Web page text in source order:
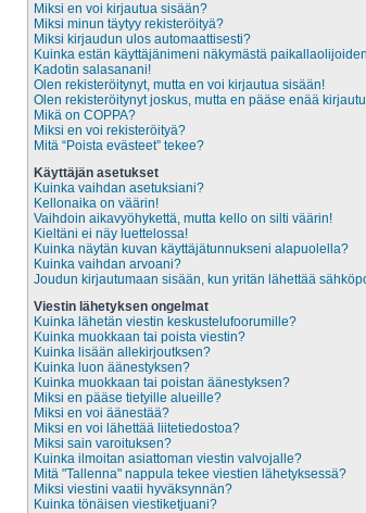
Miksi en voi kirjautua sisään?
Miksi minun täytyy rekisteröityä?
Miksi kirjaudun ulos automaattisesti?
Kuinka estän käyttäjänimeni näkymästä
Kadotin salasanani!
Olen rekisteröitynyt, mutta en voi kirjautua sisään!
Olen rekisteröitynyt joskus, mutta en pääse enää
Mikä on COPPA?
Miksi en voi rekisteröityä?
Mitä “Poista evästeet” tekee?
Käyttäjän asetukset
Kuinka vaihdan asetuksiani?
Kellonaika on väärin!
Vaihdoin aikavyöhykettä, mutta kello on silti väärin!
Kieltäni ei näy luettelossa!
Kuinka näytän kuvan käyttäjätunnukseni alapuolella?
Kuinka vaihdan arvoani?
Joudun kirjautumaan sisään, kun yritän lähettää
Viestin lähetyksen ongelmat
Kuinka lähetän viestin keskustelufoorumille?
Kuinka muokkaan tai poista viestin?
Kuinka lisään allekirjoutksen?
Kuinka luon äänestyksen?
Kuinka muokkaan tai poistan äänestyksen?
Miksi en pääse tietyille alueille?
Miksi en voi äänestää?
Miksi en voi lähettää liitetiedostoa?
Miksi sain varoituksen?
Kuinka ilmoitan asiattoman viestin valvojalle?
Mitä "Tallenna" nappula tekee viestien lähetyksessä?
Miksi viestini vaatii hyväksynnän?
Kuinka tönäisen viestiketjuani?